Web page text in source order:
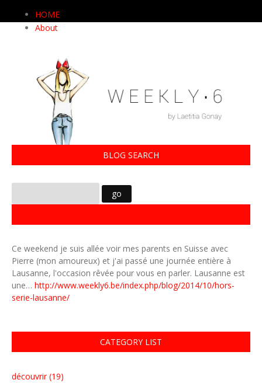
HOME
About
BLOG SEARCH
Ce weekend je suis allée voir mes parents en Suisse avec
Pierre (mon amoureux) et j'ai passé une journée entière à
Lausanne, l'occasion rêvée pour vous en parler. Lausanne est
une… http://www.weekly6.be/index.php/blog/2014/10/hors-
serie-lausanne/
CATEGORY LIST
découvrir (19)